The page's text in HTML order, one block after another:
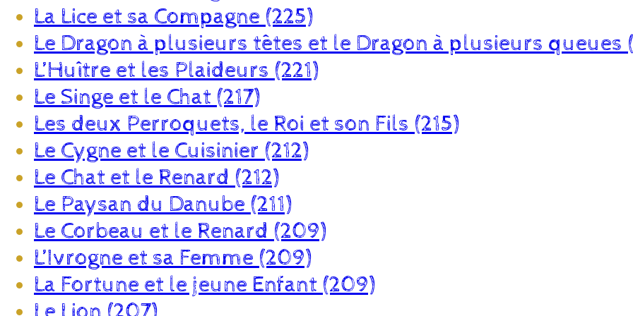
La Lice et sa Compagne (225)
Le Dragon à plusieurs têtes et le Dragon à plusieurs queues
L’Huître et les Plaideurs (221)
Le Singe et le Chat (217)
Les deux Perroquets, le Roi et son Fils (215)
Le Cygne et le Cuisinier (212)
Le Chat et le Renard (212)
Le Paysan du Danube (211)
Le Corbeau et le Renard (209)
L’Ivrogne et sa Femme (209)
La Fortune et le jeune Enfant (209)